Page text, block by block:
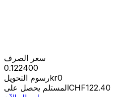
سعر الصرف
0.122400
رسوم التحويلkr0
المستلم يحصل علىCHF122.40